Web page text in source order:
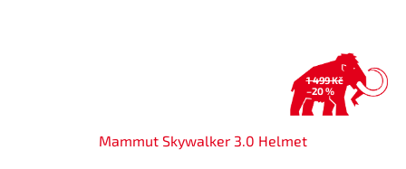
1 499 Kč
–20 %
Mammut Skywalker 3.0 Helmet